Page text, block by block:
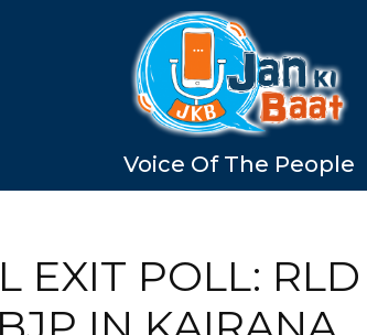
Voice Of The People
EXIT POLL: RLD